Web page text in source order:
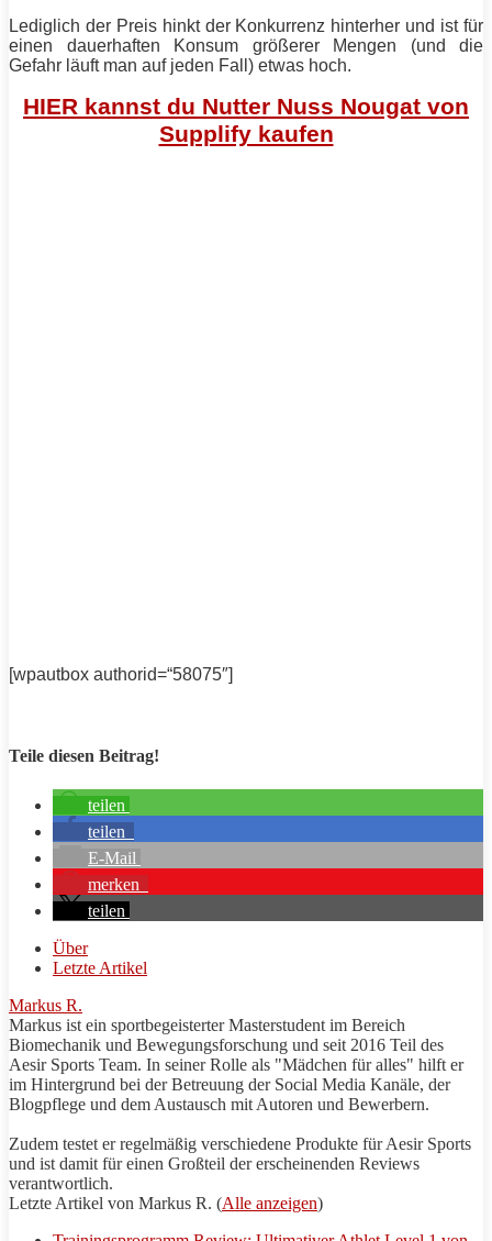
Lediglich der Preis hinkt der Konkurrenz hinterher und ist für
einen dauerhaften Konsum größerer Mengen (und die
Gefahr läuft man auf jeden Fall) etwas hoch.
HIER kannst du Nutter Nuss Nougat von
Supplify kaufen
[wpautbox authorid=“58075″]
Teile diesen Beitrag!
teilen
teilen
E-Mail
merken
teilen
Über
Letzte Artikel
Markus R.
Markus ist ein sportbegeisterter Masterstudent im Bereich
Biomechanik und Bewegungsforschung und seit 2016 Teil des
Aesir Sports Team. In seiner Rolle als "Mädchen für alles" hilft er
im Hintergrund bei der Betreuung der Social Media Kanäle, der
Blogpflege und dem Austausch mit Autoren und Bewerbern.
Zudem testet er regelmäßig verschiedene Produkte fürAesir Sports
und ist damit für einen Großteil der erscheinenden Reviews
verantwortlich.
Letzte Artikel von Markus R. (Alle anzeigen)